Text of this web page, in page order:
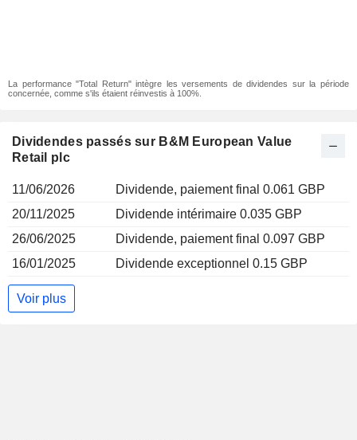
La performance "Total Return" intègre les versements de dividendes sur la période
concernée, comme s'ils étaient réinvestis à 100%.
Dividendes passés sur B&M European Value
Retail plc
11/06/2026
Dividende, paiement final 0.061 GBP
20/11/2025
Dividende intérimaire 0.035 GBP
26/06/2025
Dividende, paiement final 0.097 GBP
16/01/2025
Dividende exceptionnel 0.15 GBP
Voir plus